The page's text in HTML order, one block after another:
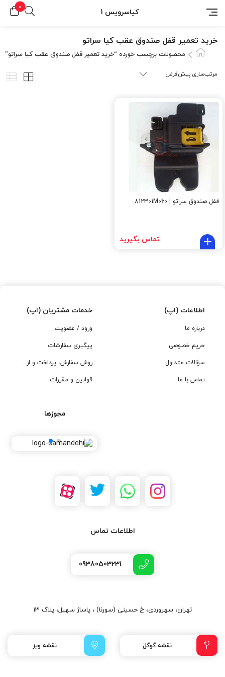
کیاسرویس 1
0
خرید تعمیر قفل صندوق عقب کیا سراتو
محصولات برچسب خورده “خرید تعمیر قفل صندوق عقب کیا سراتو”
قفل صندوق سراتو | 812301M060
تماس بگیرید
اطلاعات (اپ)
درباره ما
حریم خصوصی
سؤالات متداول
تماس با ما
خدمات مشتریان (اپ)
ورود / عضویت
پیگیری سفارشات
روش سفارش، پرداخت و ارسال
قوانین و مقررات
مجوزها
اطلاعات تماس
09380503231
تهران، سهروردی، خ حسینی (سورنا) ، پاساژ سهیل، پلاک 13
نقشه گوگل نقشه ویز